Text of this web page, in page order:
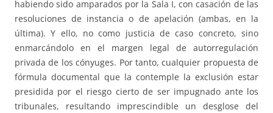
habiendo sido amparados por la Sala I, con casación de las
resoluciones de instancia o de apelación (ambas, en la
última). Y ello, no como justicia de caso concreto, sino
enmarcándolo en el margen legal de autorregulación
privada de los cónyuges. Por tanto, cualquier propuesta de
fórmula documental que la contemple la exclusión estar
presidida por el riesgo cierto de ser impugnado ante los
tribunales, resultando imprescindible un desglose del